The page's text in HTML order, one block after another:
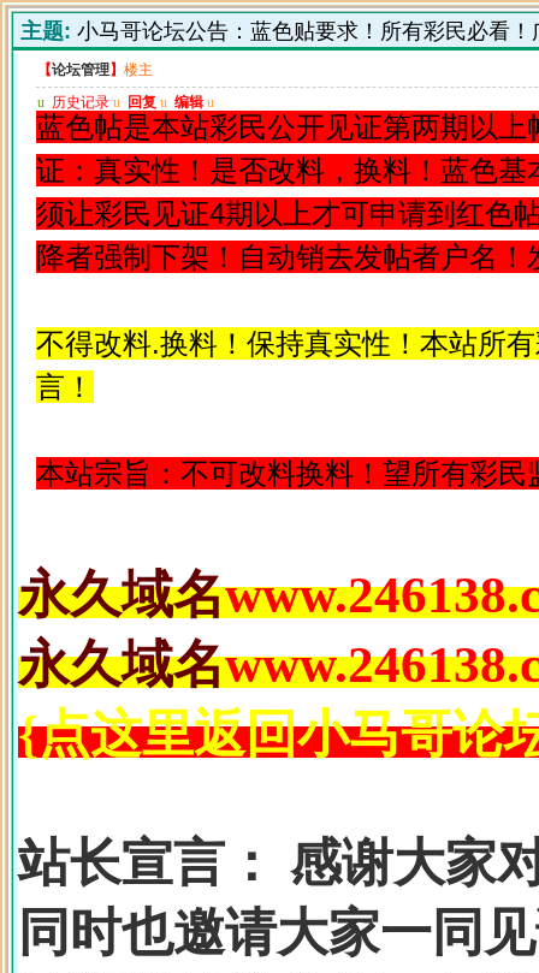
主题: 小马哥论坛公告：蓝色贴要求！所有彩民必看
【论坛管理】 楼主
u 历史记录 u 回复 u 编辑 u
蓝色帖是本站彩民公开见证第两期以
证：真实性！是否改料，换料！蓝色
须让彩民见证4期以上才可申请到红色
降者强制下架！自动销去发帖者户名
不得改料.换料！保持真实性！本站所
言！
本站宗旨：不可改料换料！望所有彩
永久域名
永久域名
{点这里返回小马哥论
站长宣言： 感谢大家
同时也邀请大家一同